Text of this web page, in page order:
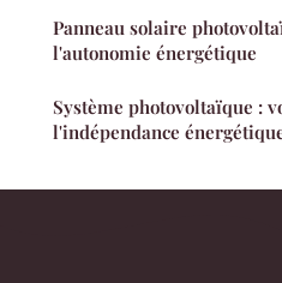
Panneau solaire
l'autonomie énergétique
Système photovoltaïque :
l'indépendance